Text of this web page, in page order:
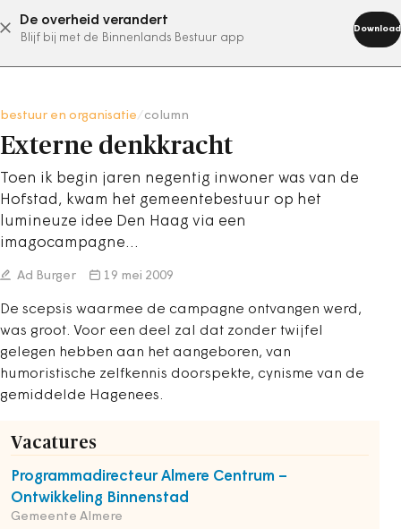
De overheid verandert
Blijf bij met de Binnenlands Bestuur app
Download
abonneer nu
bestuur en organisatie column
Externe denkkracht
Toen ik begin jaren negentig inwoner was van de
Hofstad, kwam het gemeentebestuur op het
lumineuze idee Den Haag via een
imagocampagne…
Ad Burger 19 mei 2009
De scepsis waarmee de campagne ontvangen werd,
was groot. Voor een deel zal dat zonder twijfel
gelegen hebben aan het aangeboren, van
humoristische zelfkennis doorspekte, cynisme van de
gemiddelde Hagenees.
Vacatures
Programmadirecteur Almere Centrum –
Ontwikkeling Binnenstad
Gemeente Almere